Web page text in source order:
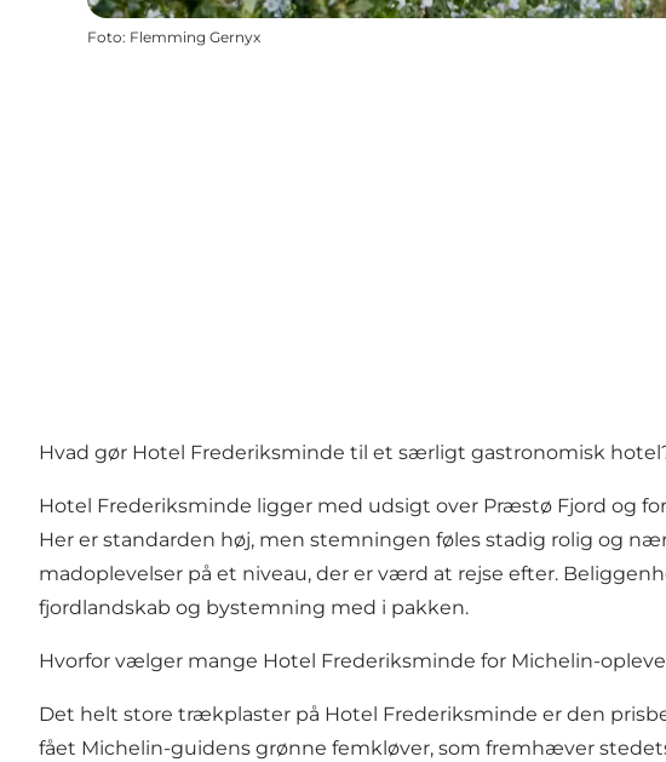
Foto: Flemming Gernyx
Hvad gør Hotel Frederiksminde til et særligt gastronomisk
Hotel Frederiksminde ligger med udsigt over Præstø Fjord og
Her er standarden høj, men stemningen føles stadig rolig og
madoplevelser på et niveau, der er værd at rejse efter.
fjordlandskab og bystemning med i pakken.
Hvorfor vælger mange Hotel Frederiksminde for Michelin-
Det helt store trækplaster på Hotel Frederiksminde er den
fået Michelin-guidens grønne femkløver, som fremhæver